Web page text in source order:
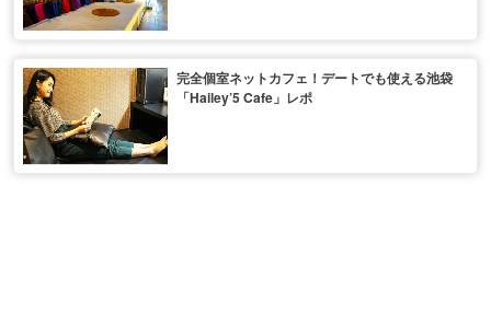
完全個室ネットカフェ！デートでも使える池袋
「Hailey’5 Cafe」レポ